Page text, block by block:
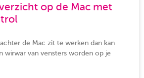
op de Mac met
de Mac zit te werken dan kan
wirwar van vensters worden op je